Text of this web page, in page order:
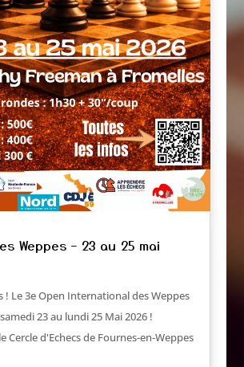
Weppes – 23 au 25 mai
! Le 3e Open International des Weppes
23 au lundi 25 Mai 2026 !
Cercle d'Echecs de Fournes-en-Weppes